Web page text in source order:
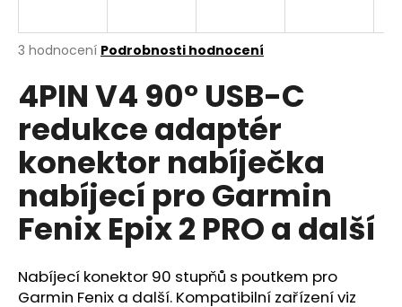
Průměrné
produktu
je
5
hvězdiček.
3 hodnocení Podrobnosti hodnocení
4PIN V4 90° USB-C
redukce adaptér
konektor nabíječka
nabíjecí pro Garmin
Fenix Epix 2 PRO a další
Nabíjecí konektor 90 stupňů s poutkem pro
Garmin Fenix a další. Kompatibilní zařízení viz
j
t
?
HLEDAT
D